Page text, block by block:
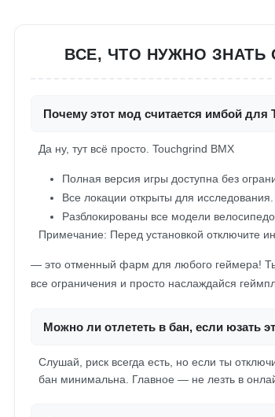
ВСЕ, ЧТО НУЖНО ЗНАТЬ
Почему этот мод считается имбой для
Да ну, тут всё просто. Touchgrind BMX
Полная версия игры доступна без
Все локации открыты для исследования.
Разблокированы все модели
Примечание: Перед установкой отключите
— это отменный фарм для любого геймера!
все ограничения и просто наслаждайся
Можно ли отлететь в бан, если юзать
Слушай, риск всегда есть, но если ты
бан минимальна. Главное — не лезть в